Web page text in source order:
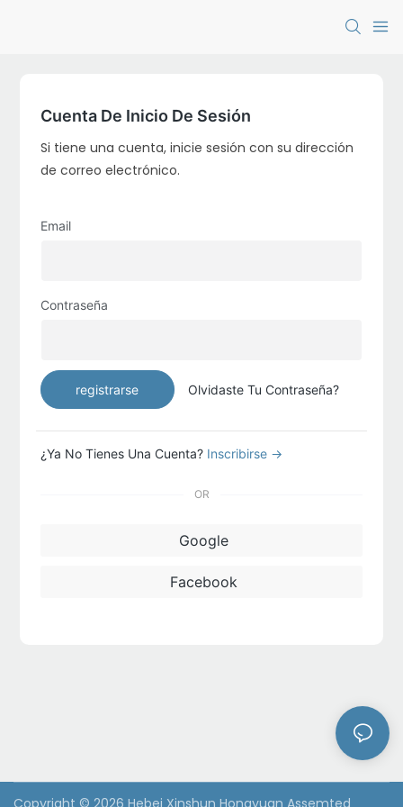
Cuenta De Inicio De Sesión
Si tiene una cuenta, inicie sesión con su dirección
de correo electrónico.
Email
Contraseña
registrarse Olvidaste Tu Contraseña?
¿Ya No Tienes Una Cuenta? Inscribirse →
OR
Google
Facebook